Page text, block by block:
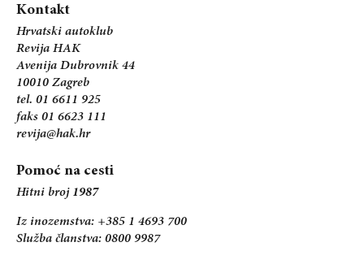
Kontakt
Hrvatski autoklub
Revija HAK
Avenija Dubrovnik 44
10010 Zagreb
tel. 01 6611 925
faks 01 6623 111
revija@hak.hr
Pomoć na cesti
Hitni broj 1987
Iz inozemstva: +385 1 4693 700
Služba članstva: 0800 9987